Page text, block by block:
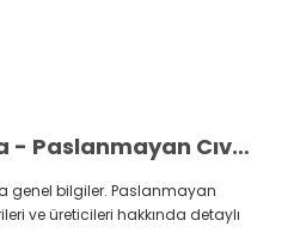
Paslanmaz Cıvata - Paslanmayan Cıvatalar ve 2022 Fiyatları
genel bilgiler. Paslanmayan
ve üreticileri hakkında detaylı